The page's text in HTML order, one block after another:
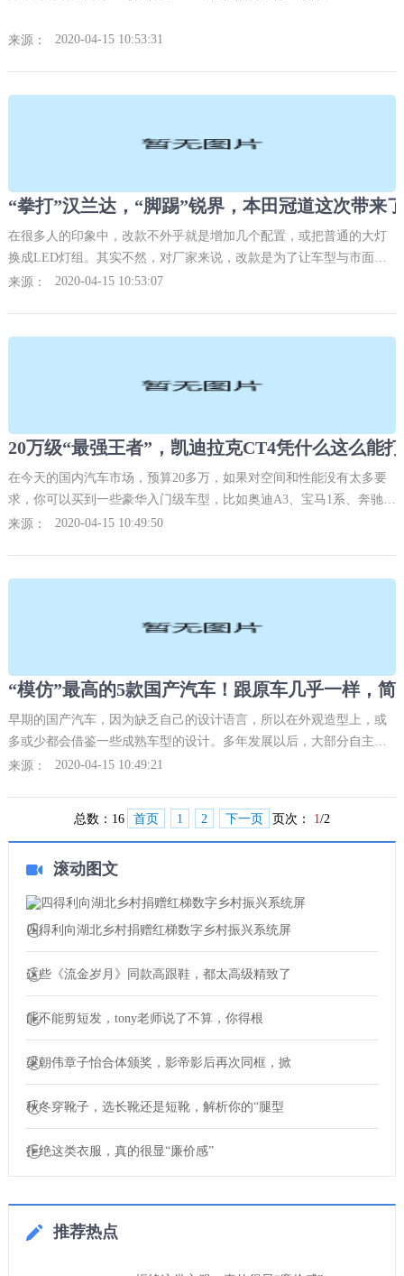
来源： 2020-04-15 10:53:31
在很多人的印象中，改款不外乎就是增加几个配置，或把普通的大灯
换成LED灯组。其实不然，对厂家来说，改款是为了让车型与市面上
的竞品PK的时候，继续保持一定的竞争力。
来源： 2020-04-15 10:53:07
20万级“最强王者”，凯迪拉克CT4凭什么这么能
在今天的国内汽车市场，预算20多万，如果对空间和性能没有太多要
求，你可以买到一些豪华入门级车型，比如奥迪A3、宝马1系、奔驰A
级等车型。这些车型旨在让更多的消费者可以接触到豪华品牌，相对
来源： 2020-04-15 10:49:50
早期的国产汽车，因为缺乏自己的设计语言，所以在外观造型上，或
多或少都会借鉴一些成熟车型的设计。多年发展以后，大部分自主车
企都开始拥有自己的设计语言，例如比亚迪的“龙脸”、吉利的“涟漪中
车中，还是有少部分车型，在外观造型上依旧大量“借鉴”其它车型的
成熟设计。接下来我要给大家介绍的这5款国产汽车，“模仿”程度一款
来源： 2020-04-15 10:49:21
总数： 16 首页 1 2 下一页 页次： 1/2
滚动图文
四得利向湖北乡村捐赠红梯数字乡村振兴系统屏
这些《流金岁月》同款高跟鞋，都太高级精致了
能不能剪短发，tony老师说了不算，你得根
梁朝伟章子怡合体颁奖，影帝影后再次同框，掀
秋冬穿靴子，选长靴还是短靴，解析你的“腿型
拒绝这类衣服，真的很显“廉价感”
推荐热点